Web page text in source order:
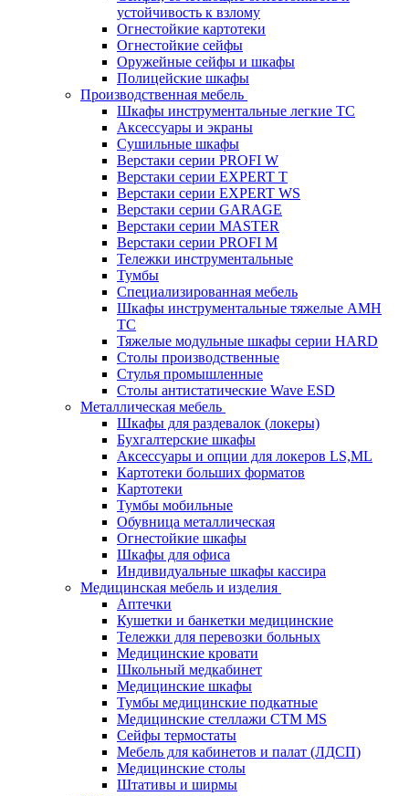
устойчивость к взлому
Огнестойкие картотеки
Огнестойкие сейфы
Оружейные сейфы и шкафы
Полицейские шкафы
Производственная мебель
Шкафы инструментальные легкие ТС
Аксессуары и экраны
Cушильные шкафы
Верстаки серии PROFI W
Верстаки серии EXPERT T
Верстаки серии EXPERT WS
Верстаки серии GARAGE
Верстаки серии MASTER
Верстаки серии PROFI M
Тележки инструментальные
Тумбы
Cпециализированная мебель
Шкафы инструментальные тяжелые AMH
TC
Тяжелые модульные шкафы серии HARD
Столы производственные
Стулья промышленные
Столы антистатические Wave ESD
Металлическая мебель
Шкафы для раздевалок (локеры)
Бухгалтерские шкафы
Аксессуары и опции для локеров LS,ML
Картотеки больших форматов
Картотеки
Тумбы мобильные
Обувница металлическая
Огнестойкие шкафы
Шкафы для офиса
Индивидуальные шкафы кассира
Медицинская мебель и изделия
Аптечки
Кушетки и банкетки медицинские
Тележки для перевозки больных
Медицинские кровати
Школьный медкабинет
Медицинские шкафы
Тумбы медицинские подкатные
Медицинские стеллажи CTM MS
Сейфы термостаты
Мебель для кабинетов и палат (ЛДСП)
Медицинские столы
Штативы и ширмы